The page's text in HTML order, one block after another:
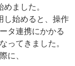
ました。
始めると、操作
タ連携にかかる
ってきました。
に、